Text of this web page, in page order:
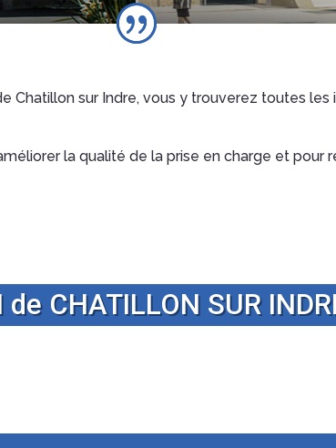
Chatillon sur Indre, vous y trouverez toutes les
la qualité de la prise en charge et pour
de CHATILLON SUR